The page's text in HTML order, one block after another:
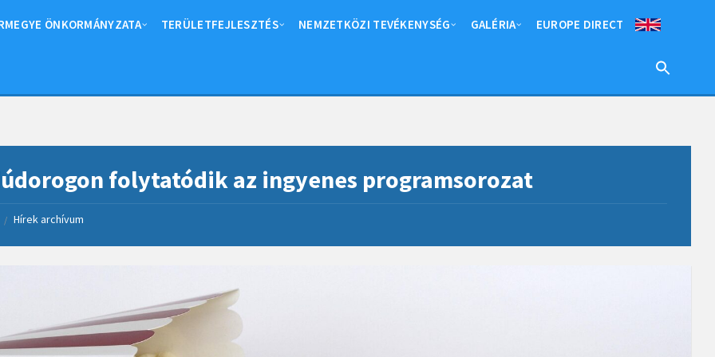
ÖNKORMÁNYZATA TERÜLETFEJLESZTÉS NEMZETKÖZI TEVÉKENYSÉG GALÉRIA EUROPE DIRECT
folytatódik az ingyenes programsorozat
/ Hírek archívum